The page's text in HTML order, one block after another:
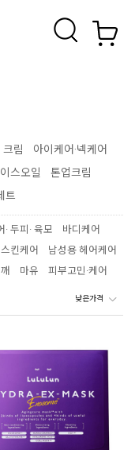
크림
아이케어·넥케어
스오일
톤업크림
트
· 두피· 육모
바디케어
킨케어
남성용 헤어케어
마유 피부고민·케어